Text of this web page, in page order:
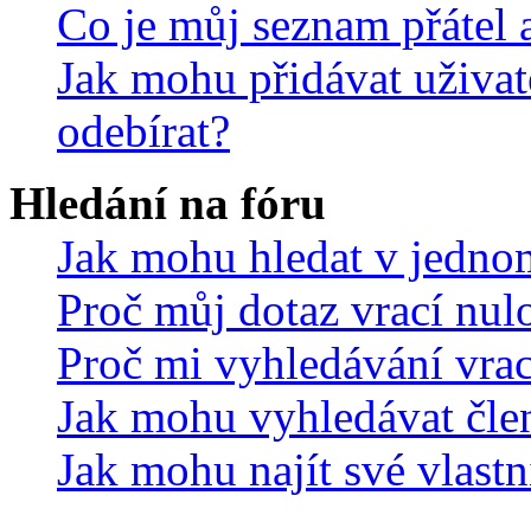
Co je můj seznam přátel
Jak mohu přidávat
odebírat?
Hledání na fóru
Jak mohu hledat v
Proč můj dotaz vrací
Proč mi vyhledávání
Jak mohu vyhledávat
Jak mohu najít své